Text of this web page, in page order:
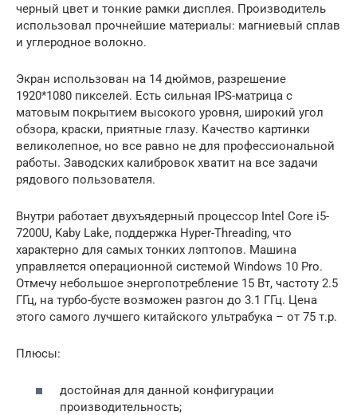
черный цвет и тонкие рамки дисплея. Производитель
использовал прочнейшие материалы: магниевый сплав
и углеродное волокно.
Экран использован на 14 дюймов, разрешение
1920*1080 пикселей. Есть сильная IPS-матрица с
матовым покрытием высокого уровня, широкий угол
обзора, краски, приятные глазу. Качество картинки
великолепное, но все равно не для профессиональной
работы. Заводских калибровок хватит на все задачи
рядового пользователя.
Внутри работает двухъядерный процессор Intel Core i5-
7200U, Kaby Lake, поддержка Hyper-Threading, что
характерно для самых тонких лэптопов. Машина
управляется операционной системой Windows 10 Pro.
Отмечу небольшое энергопотребление 15 Вт, частоту 2.5
ГГц, на турбо-бусте возможен разгон до 3.1 ГГц. Цена
этого самого лучшего китайского ультрабука – от 75 т.р.
Плюсы:
достойная для данной конфигурации
производительность;